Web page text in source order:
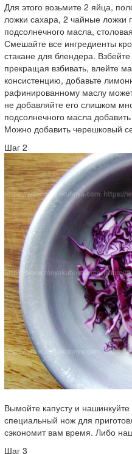
Для этого возьмите 2 яйца,
ложки сахара, 2 чайные ложки
подсолнечного масла,
Смешайте все ингредиенты
стакане для блендера.
прекращая взбивать, влейте
консистенцию, добавьте
рафинированному маслу
не добавляйте его слишком
подсолнечного масла
Можно добавить черешковый
Шаг 2
Вымойте капусту и
специальный нож для
сэкономит вам время. Либо
Шаг 3